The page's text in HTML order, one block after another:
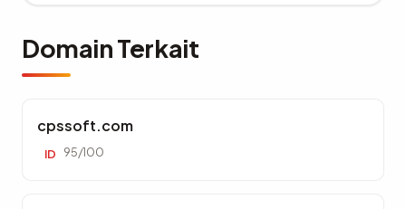
Domain Terkait
cpssoft.com
ID 95/100